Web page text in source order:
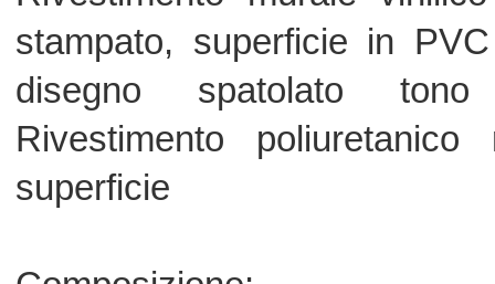
finghicida BIOSTAT
microorganismi secondo EN
Straato di supporto in PVC con
stabilizzante in fibra di vetro colorato